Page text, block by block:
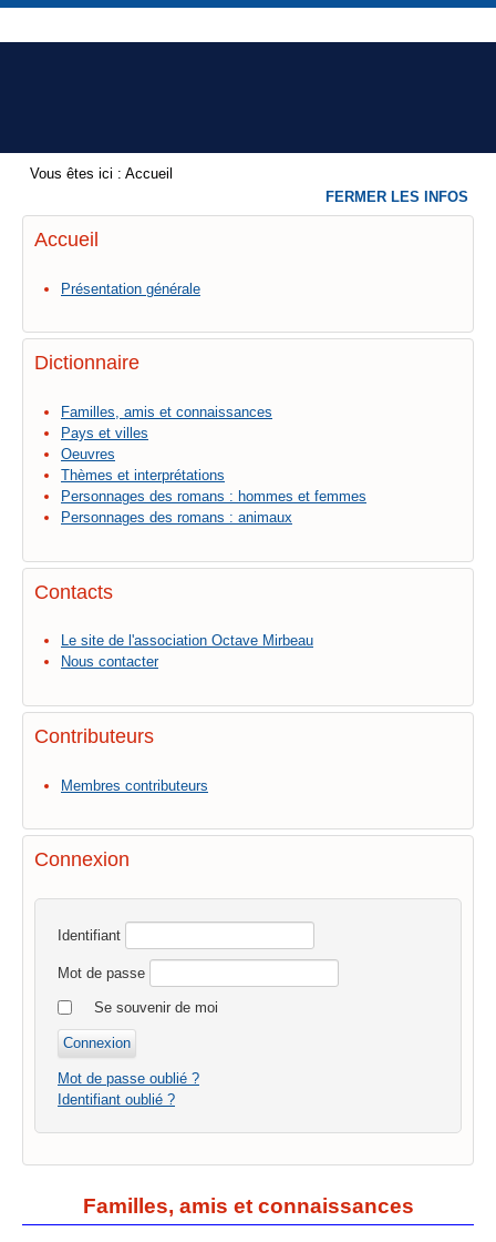
Vous êtes ici : Accueil
Accueil
Présentation générale
Dictionnaire
Familles, amis et connaissances
Pays et villes
Oeuvres
Thèmes et interprétations
Personnages des romans : hommes et femmes
Personnages des romans : animaux
Contacts
Le site de l'association Octave Mirbeau
Nous contacter
Contributeurs
Membres contributeurs
Connexion
Identifiant
Mot de passe
Se souvenir de moi
Mot de passe oublié ?
Identifiant oublié ?
Familles, amis et connaissances
FERMER LES INFOS